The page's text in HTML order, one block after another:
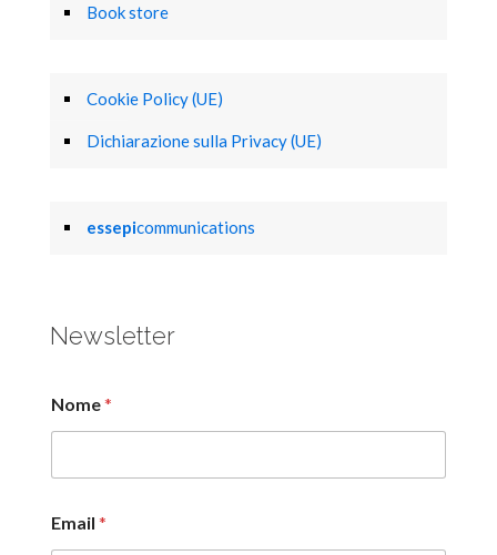
Book store
Cookie Policy (UE)
Dichiarazione sulla Privacy (UE)
essepicommunications
Newsletter
Nome*
Email *